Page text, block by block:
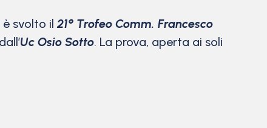
è svolto il21° Trofeo Comm. Francesco
Uc Osio Sotto. La prova, aperta ai soli